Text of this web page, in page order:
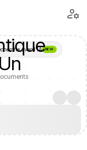
avec l'IA NEW